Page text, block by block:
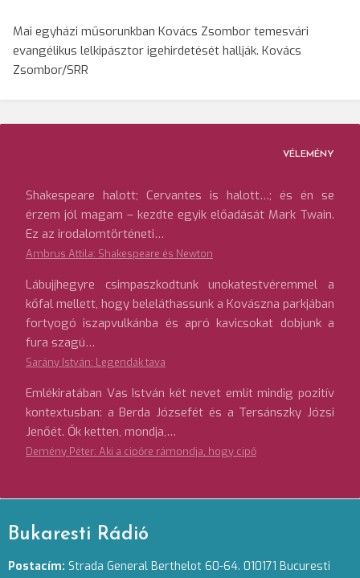
Mai egyházi műsorunkban Kovács Zsombor temesvári
evangélikus lelkipásztor igehirdetését hallják. Kovács
Zsombor/SRR
VÉLEMÉNY
Shakespeare halott; Cervantes is halott…; és én se
érzem jól magam – kezdte egyik előadását Mark Twain.
Ez az irodalomtörténeti…
Ambrus Attila: Shakespeare és Newton
Lábujjhegyre csimpaszkodtunk unokatestvéremmel a
kőfal mellett, hogy beleláthassunk a Kovászna parkjában
fortyogó iszapvulkánba és apró kavicsokat dobjunk a
fura szagú…
Sarány István: Legendák tava
Emlékiratában Vas István két nevet említ mindig pozitív
kontextusban: a Berda Józsefét és a Tersánszky Józsi
Jenőét. Ők ketten, mondja,…
Demény Péter: Aki a cipőre rámondja, hogy cipő
Bukaresti Rádió
Postacím: Strada General Berthelot 60-64. 010171 Bucuresti